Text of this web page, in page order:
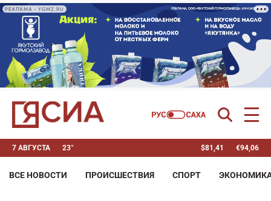
РЕКЛАМА • YGMZ.RU
7 АВГУСТА 23° $81,41 €94,06
ВСЕ НОВОСТИ ПРОИСШЕСТВИЯ СПОРТ